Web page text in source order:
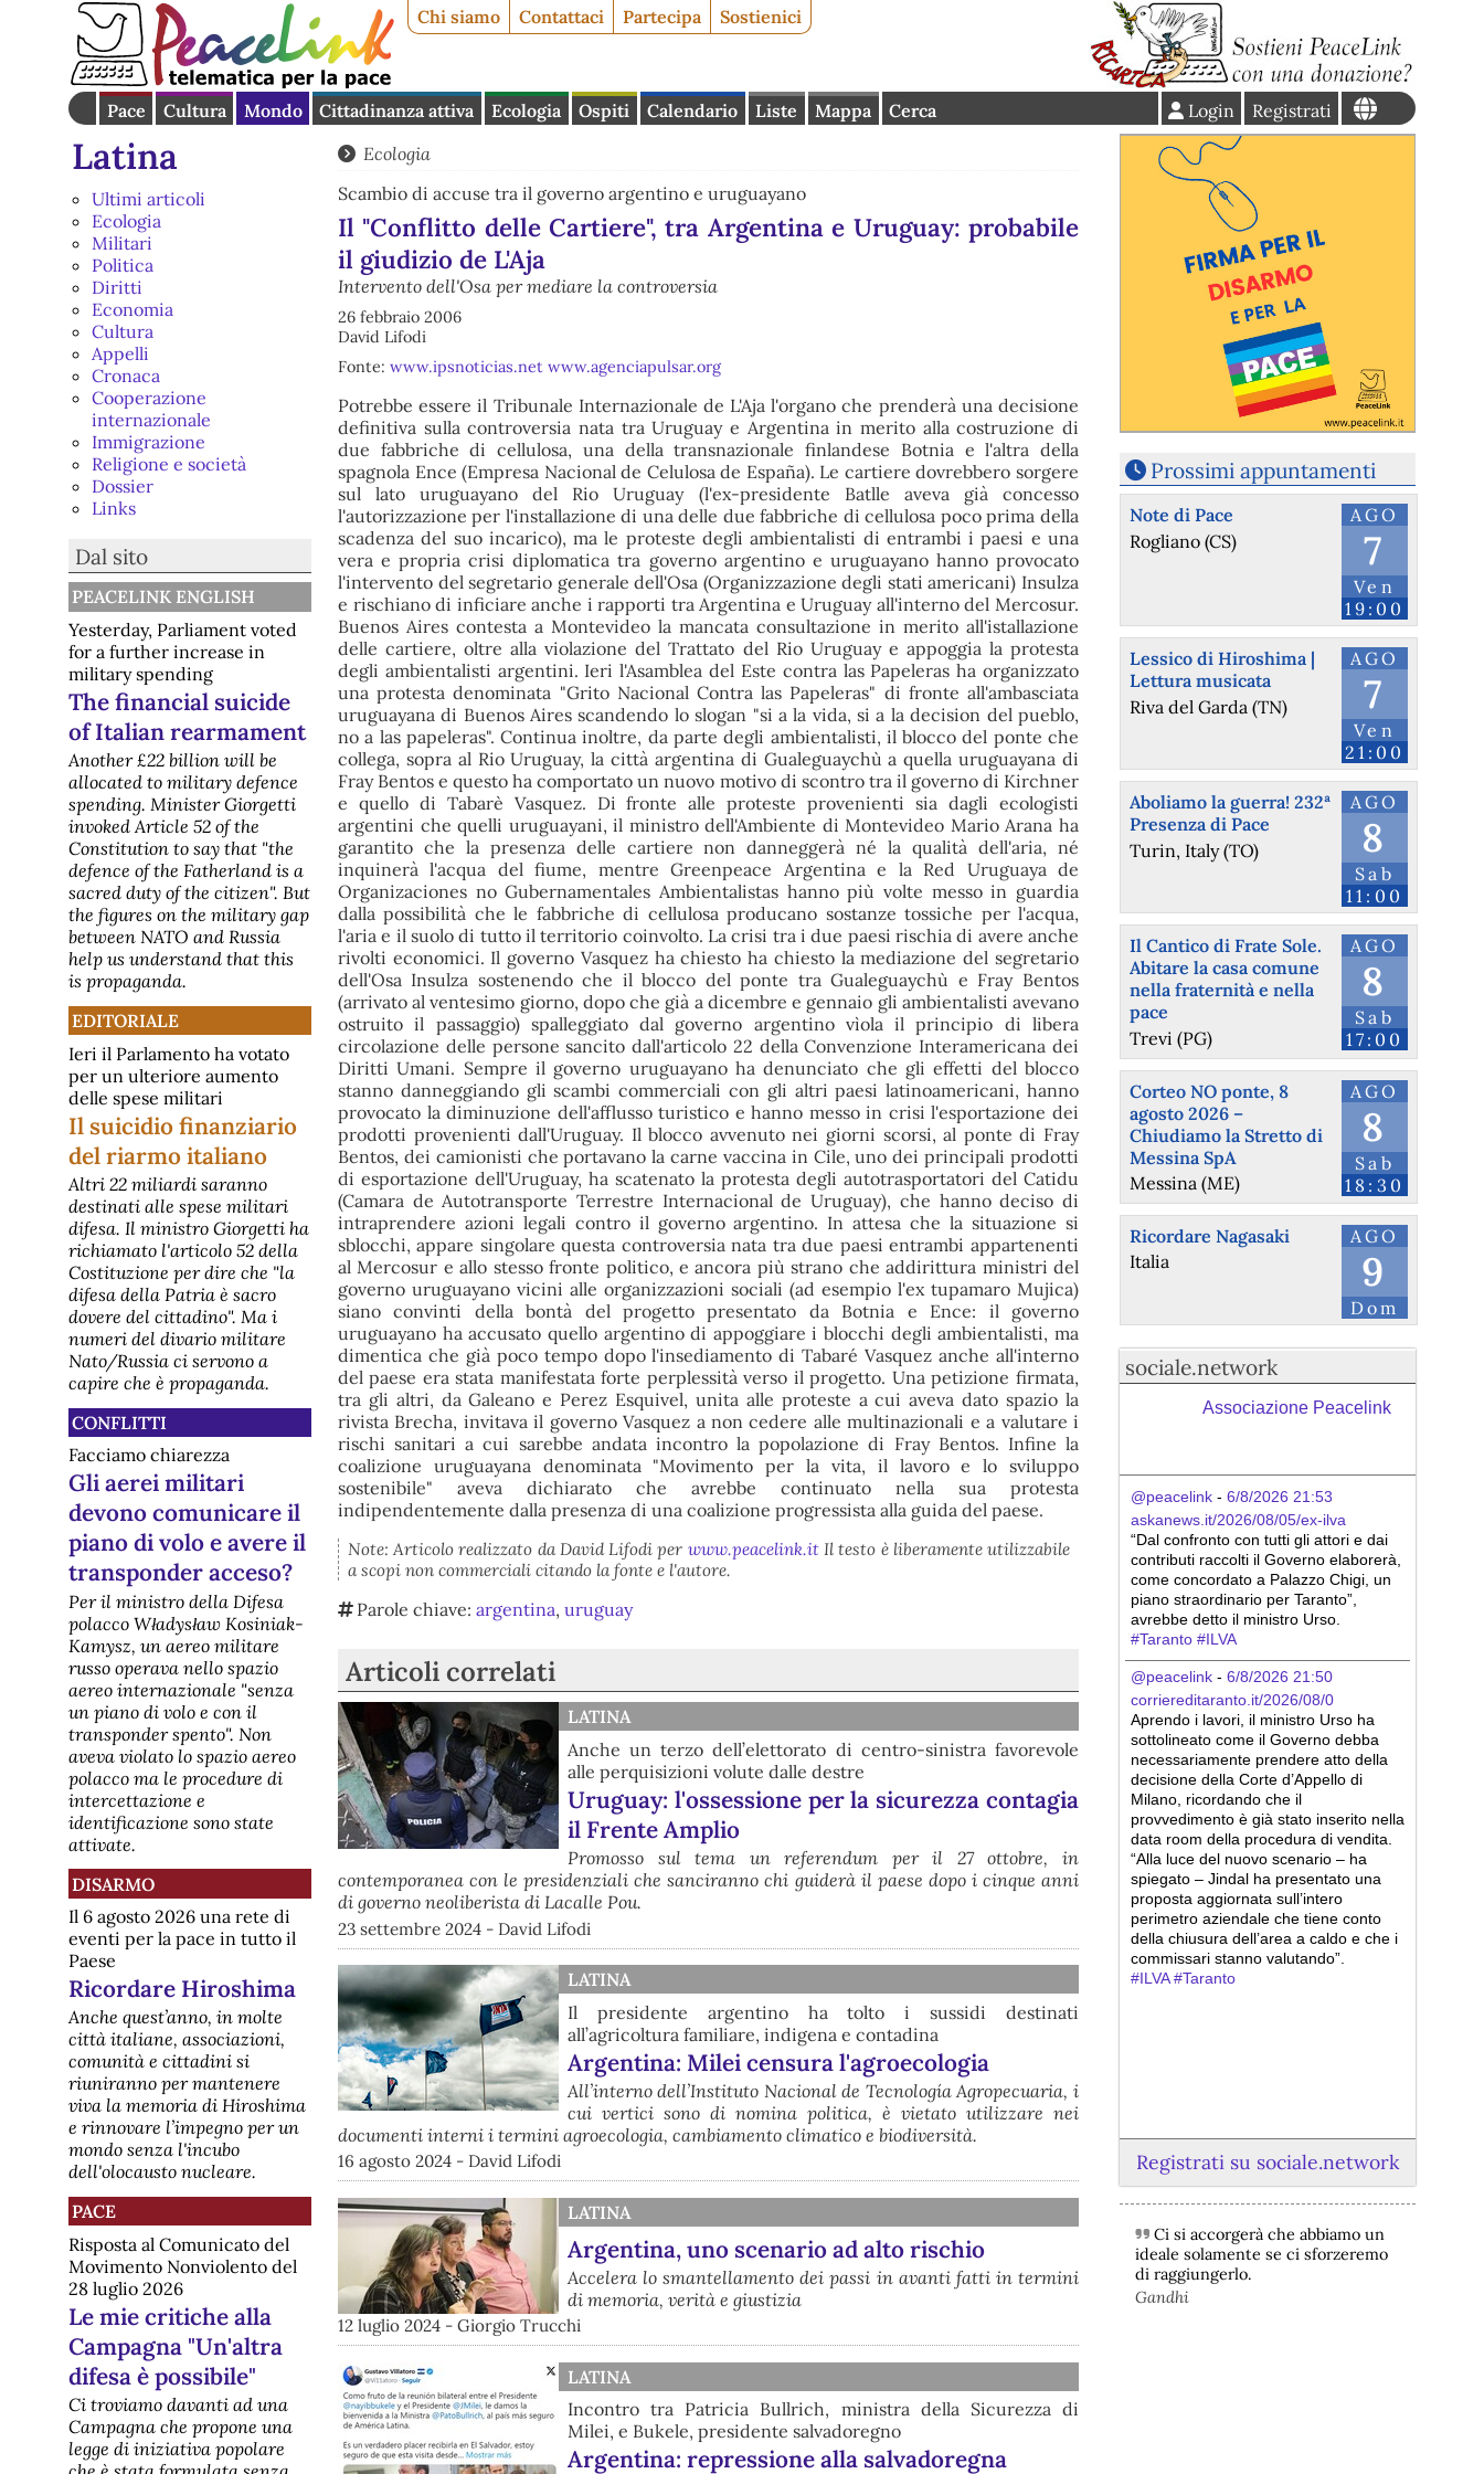
Chi siamo Contattaci Partecipa Sostienici
Pace Cultura Mondo Cittadinanza attiva Ecologia Ospiti Calendario Liste Mappa Cerca Registrati
Login
Latina
Ultimi articoli
Ecologia
Militari
Politica
Diritti
Economia
Cultura
Appelli
Cronaca
Cooperazione
internazionale
Immigrazione
Religione e società
Dossier
Links
Dal sito
PEACELINK ENGLISH
Yesterday, Parliament voted
for a further increase in
military spending
The financial suicide
of Italian rearmament
Another £22 billion will be
allocated to military defence
spending. Minister Giorgetti
invoked Article 52 of the
Constitution to say that "the
defence of the Fatherland is a
sacred duty of the citizen". But
the figures on the military gap
between NATO and Russia
help us understand that this
is propaganda.
EDITORIALE
Ieri il Parlamento ha votato
per un ulteriore aumento
delle spese militari
Il suicidio finanziario
del riarmo italiano
Altri 22 miliardi saranno
destinati alle spese militari
difesa. Il ministro Giorgetti ha
richiamato l'articolo 52 della
Costituzione per dire che "la
difesa della Patria è sacro
dovere del cittadino". Ma i
numeri del divario militare
Nato/Russia ci servono a
capire che è propaganda.
CONFLITTI
Facciamo chiarezza
Gli aerei militari
devono comunicare il
piano di volo e avere il
transponder acceso?
Per il ministro della Difesa
polacco Władysław Kosiniak-
Kamysz, un aereo militare
russo operava nello spazio
aereo internazionale "senza
un piano di volo e con il
transponder spento". Non
aveva violato lo spazio aereo
polacco ma le procedure di
intercettazione e
identificazione sono state
attivate.
DISARMO
Il 6 agosto 2026 una rete di
eventi per la pace in tutto il
Paese
Ricordare Hiroshima
Anche quest’anno, in molte
città italiane, associazioni,
comunità e cittadini si
riuniranno per mantenere
viva la memoria di Hiroshima
e rinnovare l’impegno per un
mondo senza l'incubo
dell'olocausto nucleare.
PACE
Risposta al Comunicato del
Movimento Nonviolento del
28 luglio 2026
Le mie critiche alla
Campagna "Un'altra
difesa è possibile"
Ci troviamo davanti ad una
Campagna che propone una
legge di iniziativa popolare
Ecologia
Scambio di accuse tra il governo argentino e uruguayano
Il "Conflitto delle Cartiere", tra Argentina e Uruguay: probabile
il giudizio de L'Aja
Intervento dell'Osa per mediare la controversia
26 febbraio 2006
David Lifodi
Fonte: www.ipsnoticias.net www.agenciapulsar.org
Potrebbe essere il Tribunale Internazionale de L'Aja l'organo che prenderà una decisione
definitiva sulla controversia nata tra Uruguay e Argentina in merito alla costruzione di
due fabbriche di cellulosa, una della transnazionale finlandese Botnia e l'altra della
spagnola Ence (Empresa Nacional de Celulosa de España). Le cartiere dovrebbero sorgere
sul lato uruguayano del Rio Uruguay (l'ex-presidente Batlle aveva già concesso
l'autorizzazione per l'installazione di una delle due fabbriche di cellulosa poco prima della
scadenza del suo incarico), ma le proteste degli ambientalisti di entrambi i paesi e una
vera e propria crisi diplomatica tra governo argentino e uruguayano hanno provocato
l'intervento del segretario generale dell'Osa (Organizzazione degli stati americani) Insulza
e rischiano di inficiare anche i rapporti tra Argentina e Uruguay all'interno del Mercosur.
Buenos Aires contesta a Montevideo la mancata consultazione in merito all'istallazione
delle cartiere, oltre alla violazione del Trattato del Rio Uruguay e appoggia la protesta
degli ambientalisti argentini. Ieri l'Asamblea del Este contra las Papeleras ha organizzato
una protesta denominata "Grito Nacional Contra las Papeleras" di fronte all'ambasciata
uruguayana di Buenos Aires scandendo lo slogan "si a la vida, si a la decision del pueblo,
no a las papeleras". Continua inoltre, da parte degli ambientalisti, il blocco del ponte che
collega, sopra al Rio Uruguay, la città argentina di Gualeguaychù a quella uruguayana di
Fray Bentos e questo ha comportato un nuovo motivo di scontro tra il governo di Kirchner
e quello di Tabarè Vasquez. Di fronte alle proteste provenienti sia dagli ecologisti
argentini che quelli uruguayani, il ministro dell'Ambiente di Montevideo Mario Arana ha
garantito che la presenza delle cartiere non danneggerà né la qualità dell'aria, né
inquinerà l'acqua del fiume, mentre Greenpeace Argentina e la Red Uruguaya de
Organizaciones no Gubernamentales Ambientalistas hanno più volte messo in guardia
dalla possibilità che le fabbriche di cellulosa producano sostanze tossiche per l'acqua,
l'aria e il suolo di tutto il territorio coinvolto. La crisi tra i due paesi rischia di avere anche
rivolti economici. Il governo Vasquez ha chiesto ha chiesto la mediazione del segretario
dell'Osa Insulza sostenendo che il blocco del ponte tra Gualeguaychù e Fray Bentos
(arrivato al ventesimo giorno, dopo che già a dicembre e gennaio gli ambientalisti avevano
ostruito il passaggio) spalleggiato dal governo argentino vìola il principio di libera
circolazione delle persone sancito dall'articolo 22 della Convenzione Interamericana dei
Diritti Umani. Sempre il governo uruguayano ha denunciato che gli effetti del blocco
stanno danneggiando gli scambi commerciali con gli altri paesi latinoamericani, hanno
provocato la diminuzione dell'afflusso turistico e hanno messo in crisi l'esportazione dei
prodotti provenienti dall'Uruguay. Il blocco avvenuto nei giorni scorsi, al ponte di Fray
Bentos, dei camionisti che portavano la carne vaccina in Cile, uno dei principali prodotti
di esportazione dell'Uruguay, ha scatenato la protesta degli autotrasportatori del Catidu
(Camara de Autotransporte Terrestre Internacional de Uruguay), che hanno deciso di
intraprendere azioni legali contro il governo argentino. In attesa che la situazione si
sblocchi, appare singolare questa controversia nata tra due paesi entrambi appartenenti
al Mercosur e allo stesso fronte politico, e ancora più strano che addirittura ministri del
governo uruguayano vicini alle organizzazioni sociali (ad esempio l'ex tupamaro Mujica)
siano convinti della bontà del progetto presentato da Botnia e Ence: il governo
uruguayano ha accusato quello argentino di appoggiare i blocchi degli ambientalisti, ma
dimentica che già poco tempo dopo l'insediamento di Tabaré Vasquez anche all'interno
del paese era stata manifestata forte perplessità verso il progetto. Una petizione firmata,
tra gli altri, da Galeano e Perez Esquivel, unita alle proteste a cui aveva dato spazio la
rivista Brecha, invitava il governo Vasquez a non cedere alle multinazionali e a valutare i
rischi sanitari a cui sarebbe andata incontro la popolazione di Fray Bentos. Infine la
coalizione uruguayana denominata "Movimento per la vita, il lavoro e lo sviluppo
sostenibile" aveva dichiarato che avrebbe continuato nella sua protesta
indipendentemente dalla presenza di una coalizione progressista alla guida del paese.
Note: Articolo realizzato da David Lifodi per www.peacelink.itIl testo è liberamente utilizzabile
a scopi non commerciali citando la fonte e l'autore.
Parole chiave:argentina,uruguay
Articoli correlati
LATINA
Anche un terzo dell’elettorato di centro-sinistra favorevole
alle perquisizioni volute dalle destre
Uruguay: l'ossessione per la sicurezza contagia
il Frente Amplio
Promosso sul tema un referendum per il 27 ottobre, in
contemporanea con le presidenziali che sanciranno chi guiderà il paese dopo i cinque anni
di governo neoliberista di Lacalle Pou.
23 settembre 2024 - David Lifodi
LATINA
Il presidente argentino ha tolto i sussidi destinati
all’agricoltura familiare, indigena e contadina
Argentina: Milei censura l'agroecologia
All’interno dell’Instituto Nacional de Tecnología Agropecuaria, i
cui vertici sono di nomina politica, è vietato utilizzare nei
documenti interni i termini agroecologia, cambiamento climatico e biodiversità.
16 agosto 2024 - David Lifodi
LATINA
Argentina, uno scenario ad alto rischio
Accelera lo smantellamento dei passi in avanti fatti in termini
di memoria, verità e giustizia
12 luglio 2024 - Giorgio Trucchi
LATINA
Incontro tra Patricia Bullrich, ministra della Sicurezza di
Milei, e Bukele, presidente salvadoregno
Argentina: repressione alla salvadoregna
Prossimi appuntamenti
AGO
7
Ven
19:00
Note di Pace
Rogliano (CS)
AGO
7
Ven
21:00
Lessico di Hiroshima |
Lettura musicata
Riva del Garda (TN)
AGO
8
Sab
11:00
Aboliamo la guerra! 232ª
Presenza di Pace
Turin, Italy (TO)
AGO
8
Sab
17:00
Il Cantico di Frate Sole.
Abitare la casa comune
nella fraternità e nella
pace
Trevi (PG)
AGO
8
Sab
18:30
Corteo NO ponte, 8
agosto 2026 –
Chiudiamo la Stretto di
Messina SpA
Messina (ME)
AGO
9
Dom
Ricordare Nagasaki
Italia
sociale.network
Associazione Peacelink
@peacelink - 6/8/2026 21:53
askanews.it/2026/08/05/ex-ilva
“Dal confronto con tutti gli attori e dai
contributi raccolti il Governo elaborerà,
come concordato a Palazzo Chigi, un
piano straordinario per Taranto”,
avrebbe detto il ministro Urso.
#Taranto #ILVA
@peacelink - 6/8/2026 21:50
corriereditaranto.it/2026/08/0
Aprendo i lavori, il ministro Urso ha
sottolineato come il Governo debba
necessariamente prendere atto della
decisione della Corte d’Appello di
Milano, ricordando che il
provvedimento è già stato inserito nella
data room della procedura di vendita.
“Alla luce del nuovo scenario – ha
spiegato – Jindal ha presentato una
proposta aggiornata sull’intero
perimetro aziendale che tiene conto
della chiusura dell’area a caldo e che i
commissari stanno valutando”.
#ILVA #Taranto
@peacelink - 6/8/2026 21:45
borsaitaliana.it/borsa/notizie
Si sta ragionando su un piano B per
Taranto dopo la chiusura dell’area a
Registrati su sociale.network
Ci si accorgerà che abbiamo un
ideale solamente se ci sforzeremo
di raggiungerlo.
Gandhi